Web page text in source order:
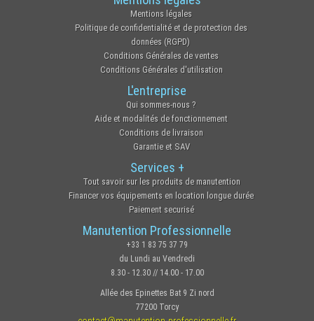
Mentions légales
Politique de confidentialité et de protection des
données (RGPD)
Conditions Générales de ventes
Conditions Générales d'utilisation
L'entreprise
Qui sommes-nous ?
Aide et modalités de fonctionnement
Conditions de livraison
Garantie et SAV
Services +
Tout savoir sur les produits de manutention
Financer vos équipements en location longue durée
Paiement securisé
Manutention Professionnelle
+33 1 83 75 37 79
du Lundi au Vendredi
8.30 - 12.30 // 14.00 - 17.00
Allée des Epinettes Bat 9 Zi nord
77200 Torcy